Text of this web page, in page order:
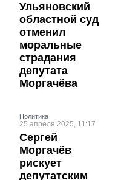
Ульяновский
областной суд
отменил
моральные
страдания
депутата
Моргачёва
Политика
25 апреля 2025, 11:17
Сергей
Моргачёв
рискует
депутатским